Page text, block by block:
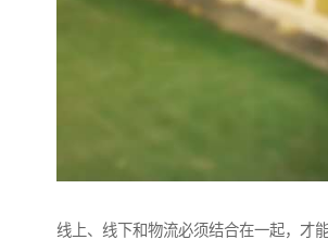
线上、线下和物流必须结合在一起，才